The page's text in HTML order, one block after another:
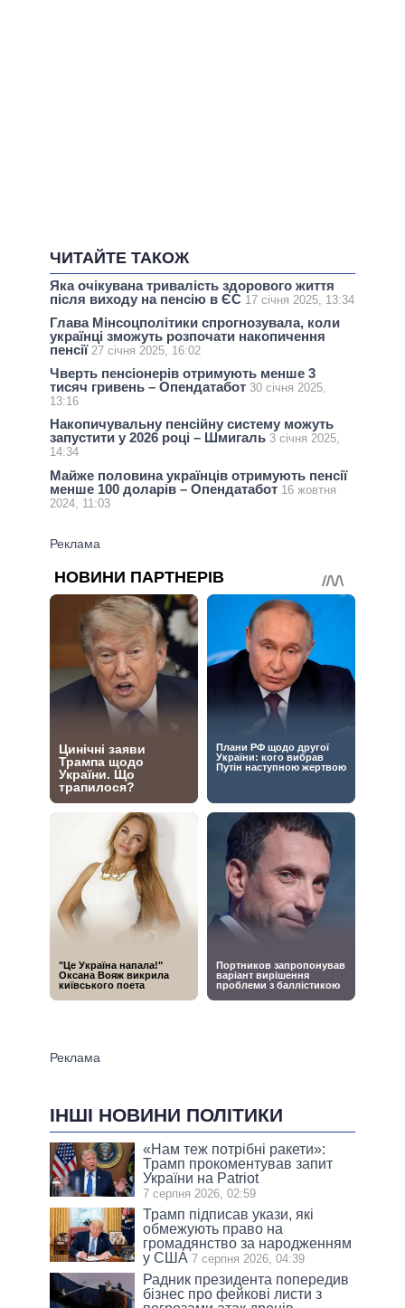
ЧИТАЙТЕ ТАКОЖ
Яка очікувана тривалість здорового життя
після виходу на пенсію в ЄС 17 січня 2025, 13:34
Глава Мінсоцполітики спрогнозувала, коли
українці зможуть розпочати накопичення
пенсії 27 січня 2025, 16:02
Чверть пенсіонерів отримують менше 3
тисяч гривень – Опендатабот 30 січня 2025,
13:16
Накопичувальну пенсійну систему можуть
запустити у 2026 році – Шмигаль 3 січня 2025,
14:34
Майже половина українців отримують пенсії
менше 100 доларів – Опендатабот 16 жовтня
2024, 11:03
ІНШІ НОВИНИ ПОЛІТИКИ
«Нам теж потрібні ракети»:
Трамп прокоментував запит
України на Patriot
7 серпня 2026, 02:59
Трамп підписав укази, які
обмежують право на
громадянство за народженням
у США 7 серпня 2026, 04:39
Радник президента попередив
бізнес про фейкові листи з